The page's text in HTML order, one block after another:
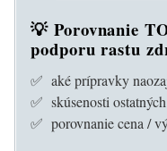
💡 Porovnanie
podporu rastu
✅ aké prípravky
✅ skúsenosti ostatných
✅ porovnanie cena /